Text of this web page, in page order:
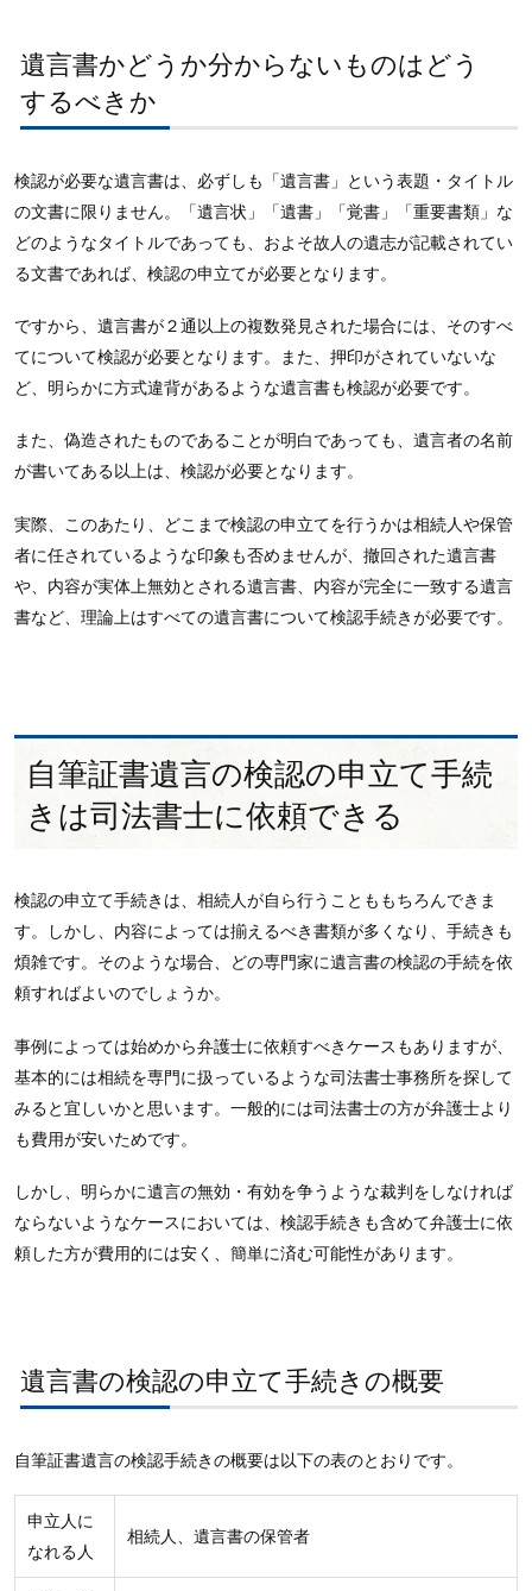
遺言書かどうか分からないものはどう
するべきか
検認が必要な遺言書は、必ずしも「遺言書」という表題・タイトル
の文書に限りません。「遺言状」「遺書」「覚書」「重要書類」な
どのようなタイトルであっても、およそ故人の遺志が記載されてい
る文書であれば、検認の申立てが必要となります。
ですから、遺言書が２通以上の複数発見された場合には、そのすべ
てについて検認が必要となります。また、押印がされていないな
ど、明らかに方式違背があるような遺言書も検認が必要です。
また、偽造されたものであることが明白であっても、遺言者の名前
が書いてある以上は、検認が必要となります。
実際、このあたり、どこまで検認の申立てを行うかは相続人や保管
者に任されているような印象も否めませんが、撤回された遺言書
や、内容が実体上無効とされる遺言書、内容が完全に一致する遺言
書など、理論上はすべての遺言書について検認手続きが必要です。
自筆証書遺言の検認の申立て手続
きは司法書士に依頼できる
検認の申立て手続きは、相続人が自ら行うことももちろんできま
す。しかし、内容によっては揃えるべき書類が多くなり、手続きも
煩雑です。そのような場合、どの専門家に遺言書の検認の手続を依
頼すればよいのでしょうか。
事例によっては始めから弁護士に依頼すべきケースもありますが、
基本的には相続を専門に扱っているような司法書士事務所を探して
みると宜しいかと思います。一般的には司法書士の方が弁護士より
も費用が安いためです。
しかし、明らかに遺言の無効・有効を争うような裁判をしなければ
ならないようなケースにおいては、検認手続きも含めて弁護士に依
頼した方が費用的には安く、簡単に済む可能性があります。
遺言書の検認の申立て手続きの概要
自筆証書遺言の検認手続きの概要は以下の表のとおりです。
申立人に
なれる人
相続人、遺言書の保管者